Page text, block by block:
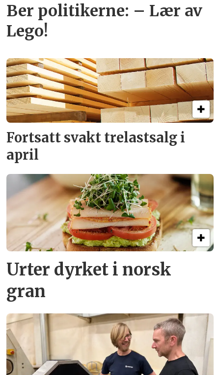
Ber politikerne: – Lær av
Lego!
Fortsatt svakt trelastsalg i
april
Urter dyrket i norsk
gran